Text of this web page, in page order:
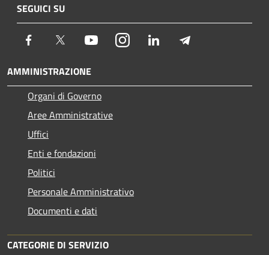
SEGUICI SU
Facebook Twitter YoutubeInstagram LinkedIn
AMMINISTRAZIONE
Organi di Governo
Aree Amministrative
Uffici
Enti e fondazioni
Politici
Personale Amministrativo
Documenti e dati
CATEGORIE DI SERVIZIO